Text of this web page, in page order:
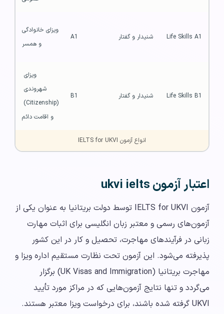
Life Skills A1 شنیدار و گفتار A1
و همسر
Life Skills B1 شنیدار و گفتار B1
و اقامت دائم
انواع آزمون IELTS for UKVI
اعتبار آزمون ukvi ielts
آزمون IELTS for UKVI توسط دولت بریتانیا به عنوان یکی از
آزمون‌های رسمی و معتبر زبان انگلیسی برای اثبات مهارت
زبانی در فرآیندهای مهاجرت، تحصیل و کار در این کشور
پذیرفته می‌شود. این آزمون تحت نظارت مستقیم اداره ویزا و
مهاجرت بریتانیا (UK Visas and Immigration) برگزار
می‌گردد و تنها نتایج آزمون‌هایی که در مراکز مورد تأیید
UKVI گرفته شده باشند، برای درخواست ویزا معتبر هستند.